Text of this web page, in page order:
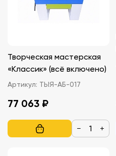
Творческая мастерская
«Классик» (всё включено)
Артикул: ТЫЯ-АБ-017
77 063 ₽
− +